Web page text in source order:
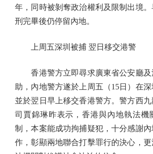
年，同時被剝奪政治權利及限制出境
刑完畢後仍停留內地。
上周五深圳被捕 翌日移交港警
香港警方立即尋求廣東省公安廳及
助，內地警方遂於上周五（15日）在深
並於翌日早上移交香港警方。警方西
司賈錦琳昨表示，香港與內地執法機
制，本案能成功拘捕疑犯，十分感謝
作，彰顯兩地聯合打擊罪行的決心，